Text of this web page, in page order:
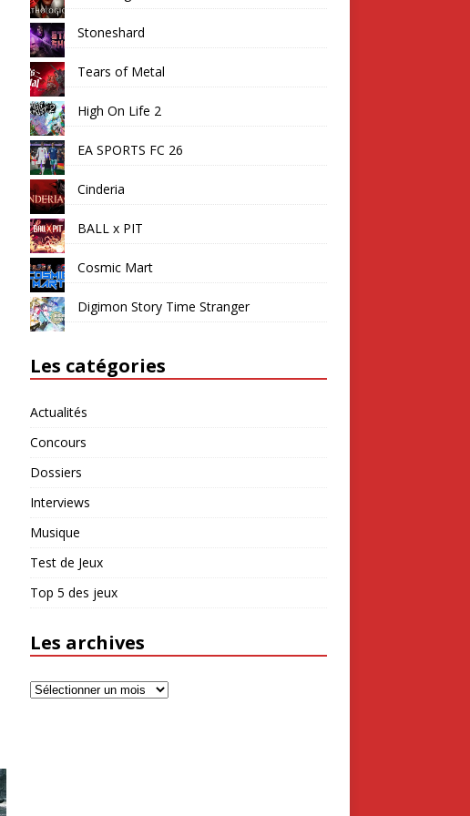
Stoneshard
Tears of Metal
High On Life 2
EA SPORTS FC 26
Cinderia
BALL x PIT
Cosmic Mart
Digimon Story Time Stranger
Les catégories
Actualités
Concours
Dossiers
Interviews
Musique
Test de Jeux
Top 5 des jeux
Les archives